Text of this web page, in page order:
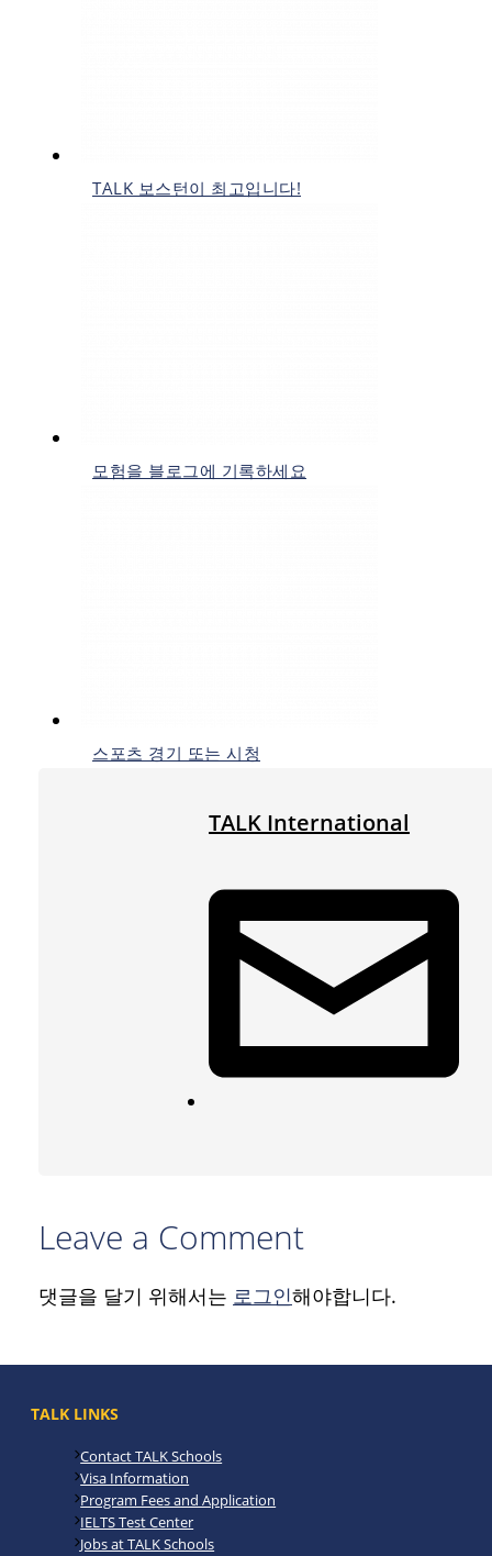
TALK 보스턴이 최고입니다!
모험을 블로그에 기록하세요
스포츠 경기 또는 시청
TALK International
Leave a Comment
댓글을 달기 위해서는 로그인해야합니다.
TALK LINKS
Contact TALK Schools
Visa Information
Program Fees and Application
IELTS Test Center
Jobs at TALK Schools